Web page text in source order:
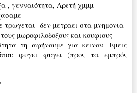
, γενναιότητα, Αρετή χμμμ
τρωγεται -δεν μετραει στα μνημονια
μωροφιλοδοξους και κουφιους
τη αφήνουμε για κεινον. Εμεις
φυγει φυγει (προς τα εμπρός